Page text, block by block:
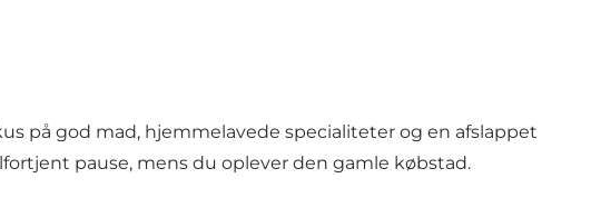
på god mad, hjemmelavede specialiteter og en afslappet
pause, mens du oplever den gamle købstad.